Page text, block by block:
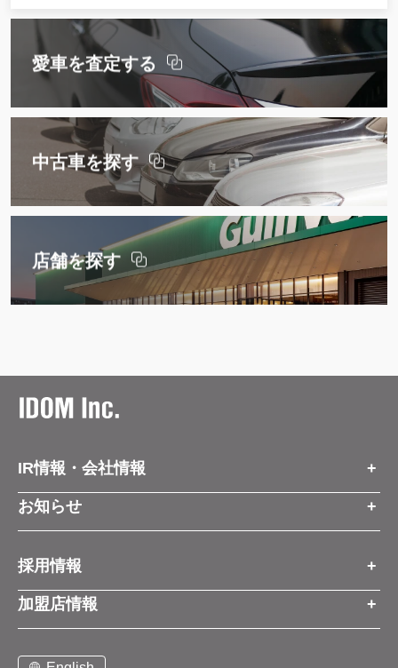
愛車を査定する
中古車を探す
店舗を探す
IR情報・会社情報
IR情報トップ
会社情報
お知らせ
経営方針
お知らせ
プレスリリース
コーポレートブログ
採用情報
採用情報トップ
新卒営業職
中途営業職
加盟店情報